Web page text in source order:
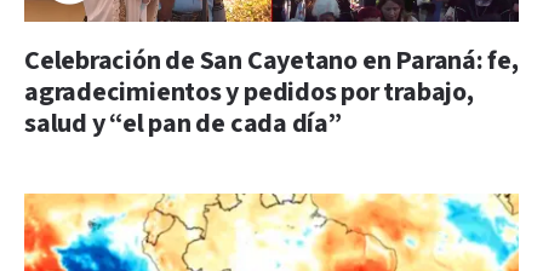
Celebración de San Cayetano en Paraná: fe,
agradecimientos y pedidos por trabajo,
salud y “el pan de cada día”